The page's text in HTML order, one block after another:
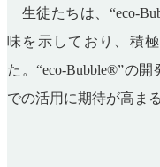
生徒たちは、“eco-
味を示しており、積
た。“eco-Bubble®”の開
での活用に期待が高ま